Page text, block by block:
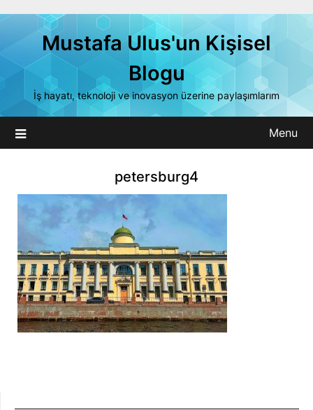
Mustafa Ulus'un Kişisel
Blogu
İş hayatı, teknoloji ve inovasyon üzerine paylaşımlarım
Menu
petersburg4